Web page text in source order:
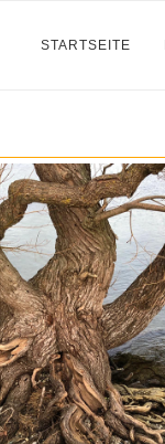
STARTSEITE